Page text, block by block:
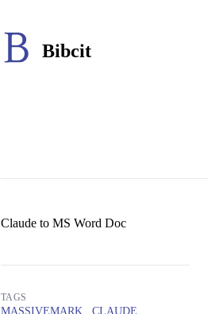
Bibcit
Авторы
Claude to MS Word Doc
TAGS
MASSIVEMARK
CLAUDE